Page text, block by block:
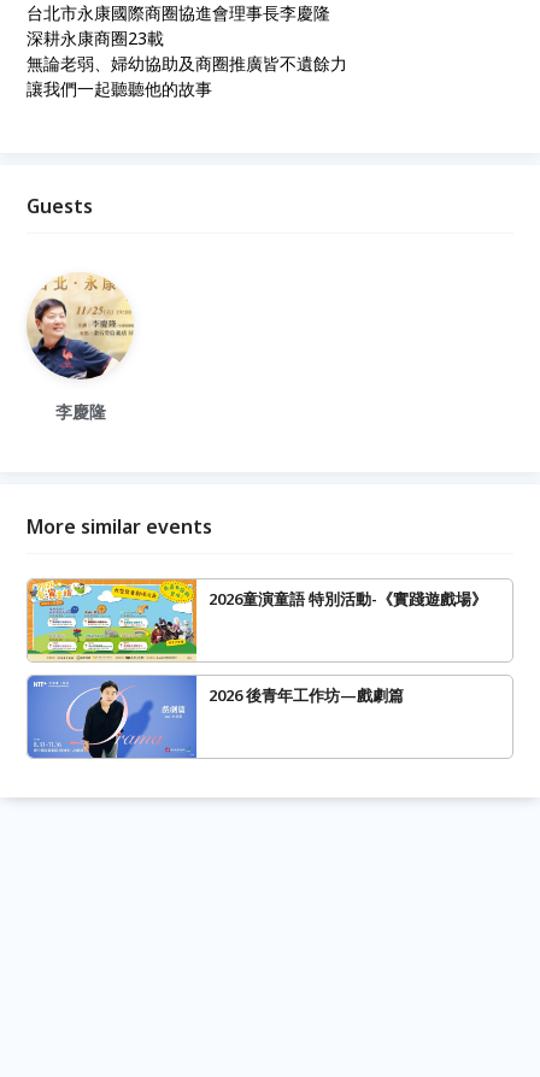
台北市永康國際商圈協進會理事長李慶隆
深耕永康商圈23載
無論老弱、婦幼協助及商圈推廣皆不遺餘力
讓我們一起聽聽他的故事
Guests
李慶隆
More similar events
2026童演童語 特別活動-《實踐遊戲場》
2026 後青年工作坊—戲劇篇